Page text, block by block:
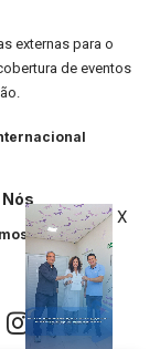
externas para o
de eventos
X